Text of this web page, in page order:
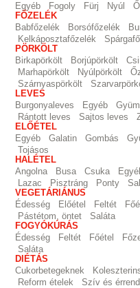
Egyéb
Fogoly Fürj Nyúl
FŐZELÉK
Babfőzelék
Borsófőzelék
Kelkáposztafőzelék
PÖRKÖLT
Birkapörkölt
Borjúpörkölt
Marhapörkölt
Nyúlpörkölt
Szárnyaspörkölt
LEVES
Burgonyaleves
Egyéb
Rántott leves
Sajtos leves
ELŐÉTEL
Egyéb
Galatin Gombás
Tojásos
HALÉTEL
Angolna
Busa Csuka
Lazac
Pisztráng Ponty
VEGETÁRIÁNUS
Édesség
Előétel Feltét
Pástétom, öntet
Saláta
FOGYÓKÚRÁS
Édesség
Feltét Főétel
Saláta
DIÉTÁS
Cukorbetegeknek
Reform ételek
Szív és